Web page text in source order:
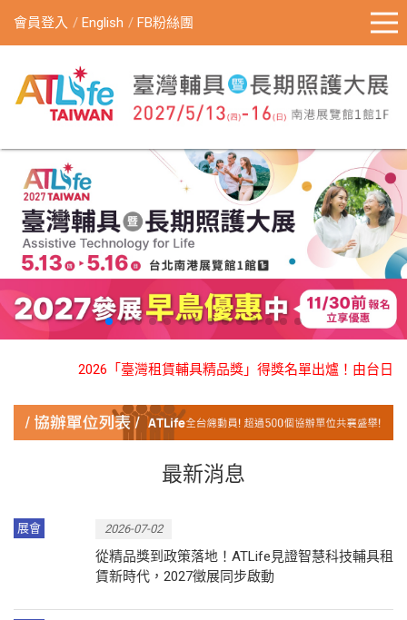
會員登入 English FB粉絲團
2026「臺灣租賃輔具精品獎」得獎名單出爐！由台日頂尖
最新消息
展會 2026-07-02
從精品獎到政策落地！ATLife見證智慧科技輔具租
賃新時代，2027徵展同步啟動